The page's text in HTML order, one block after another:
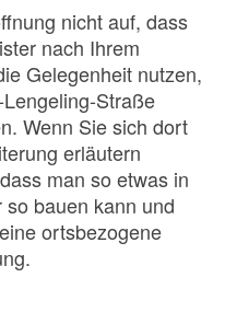
nicht auf, dass
nach Ihrem
Gelegenheit nutzen,
Straße
Wenn Sie sich dort
erläutern
man so etwas in
bauen kann und
ortsbezogene